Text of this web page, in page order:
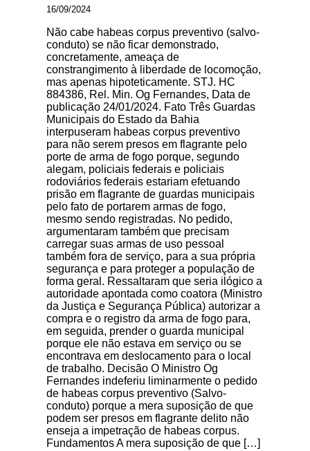
16/09/2024
Não cabe habeas corpus preventivo (salvo-
conduto) se não ficar demonstrado,
concretamente, ameaça de
constrangimento à liberdade de locomoção,
mas apenas hipoteticamente. STJ. HC
884386, Rel. Min. Og Fernandes, Data de
publicação 24/01/2024. Fato Três Guardas
Municipais do Estado da Bahia
interpuseram habeas corpus preventivo
para não serem presos em flagrante pelo
porte de arma de fogo porque, segundo
alegam, policiais federais e policiais
rodoviários federais estariam efetuando
prisão em flagrante de guardas municipais
pelo fato de portarem armas de fogo,
mesmo sendo registradas. No pedido,
argumentaram também que precisam
carregar suas armas de uso pessoal
também fora de serviço, para a sua própria
segurança e para proteger a população de
forma geral. Ressaltaram que seria ilógico a
autoridade apontada como coatora (Ministro
da Justiça e Segurança Pública) autorizar a
compra e o registro da arma de fogo para,
em seguida, prender o guarda municipal
porque ele não estava em serviço ou se
encontrava em deslocamento para o local
de trabalho. Decisão O Ministro Og
Fernandes indeferiu liminarmente o pedido
de habeas corpus preventivo (Salvo-
conduto) porque a mera suposição de que
podem ser presos em flagrante delito não
enseja a impetração de habeas corpus.
Fundamentos A mera suposição de que […]